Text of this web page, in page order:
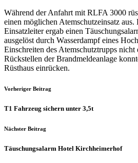
Während der Anfahrt mit RLFA 3000
einen möglichen Atemschutzeinsatz
Einsatzleiter ergab einen
ausgelöst durch Wasserdampf eines
Einschreiten des Atemschutztrupps
Rückstellen der Brandmeldeanlage
Rüsthaus einrücken.
Vorheriger Beitrag
T1 Fahrzeug sichern unter 3,5t
Nächster Beitrag
Täuschungsalarm Hotel Kirchheimerhof